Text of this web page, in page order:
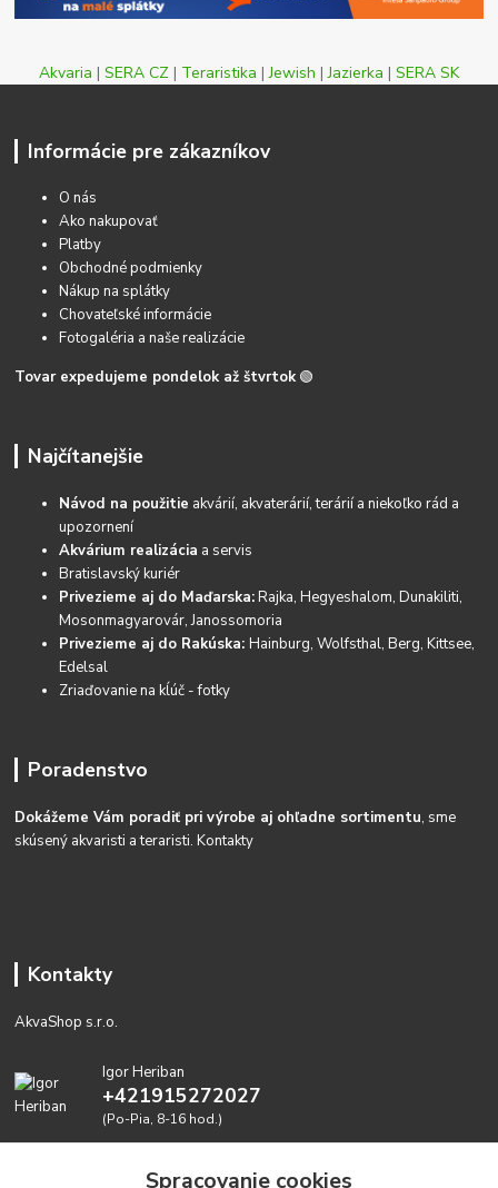
Akvaria | SERA CZ | Teraristika |Jewish |Jazierka | SERA SK
Informácie pre zákazníkov
O nás
Ako nakupovať
Platby
Obchodné podmienky
Nákup na splátky
Chovateľské informácie
Fotogaléria a naše realizácie
Tovar expedujeme pondelok až štvrtok 🟢
Najčítanejšie
Návod na použitie akvárií, akvaterárií, terárií a niekoľko rád a
upozornení
Akvárium realizácia a servis
Bratislavský kuriér
Privezieme aj do Maďarska:Rajka, Hegyeshalom, Dunakiliti,
Mosonmagyarovár, Janossomoria
Privezieme aj do Rakúska:Hainburg, Wolfsthal, Berg, Kittsee,
Edelsal
Zriaďovanie na kĺúč - fotky
Poradenstvo
Dokážeme Vám poradiť pri výrobe aj ohľadne sortimentu, sme
skúsený akvaristi a teraristi.Kontakty
Kontakty
AkvaShop s.r.o.
Igor Heriban
+421915272027
(Po-Pia, 8-16 hod.)
Spracovanie cookies